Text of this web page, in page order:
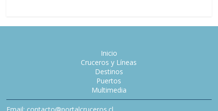
Inicio
Cruceros y Líneas
Destinos
Puertos
Multimedia